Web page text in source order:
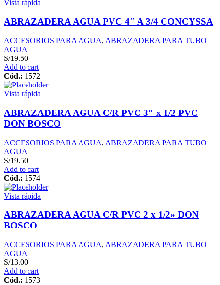
Vista rápida
ABRAZADERA AGUA PVC 4″ A 3/4 CONCYSSA
ACCESORIOS PARA AGUA, ABRAZADERA PARA TUBO
AGUA
S/19.50
Add to cart
Cód.: 1572
Vista rápida
ABRAZADERA AGUA C/R PVC 3″ x 1/2 PVC
DON BOSCO
ACCESORIOS PARA AGUA, ABRAZADERA PARA TUBO
AGUA
S/19.50
Add to cart
Cód.: 1574
Vista rápida
ABRAZADERA AGUA C/R PVC 2 x 1/2» DON
BOSCO
ACCESORIOS PARA AGUA, ABRAZADERA PARA TUBO
AGUA
S/13.00
Add to cart
Cód.: 1573